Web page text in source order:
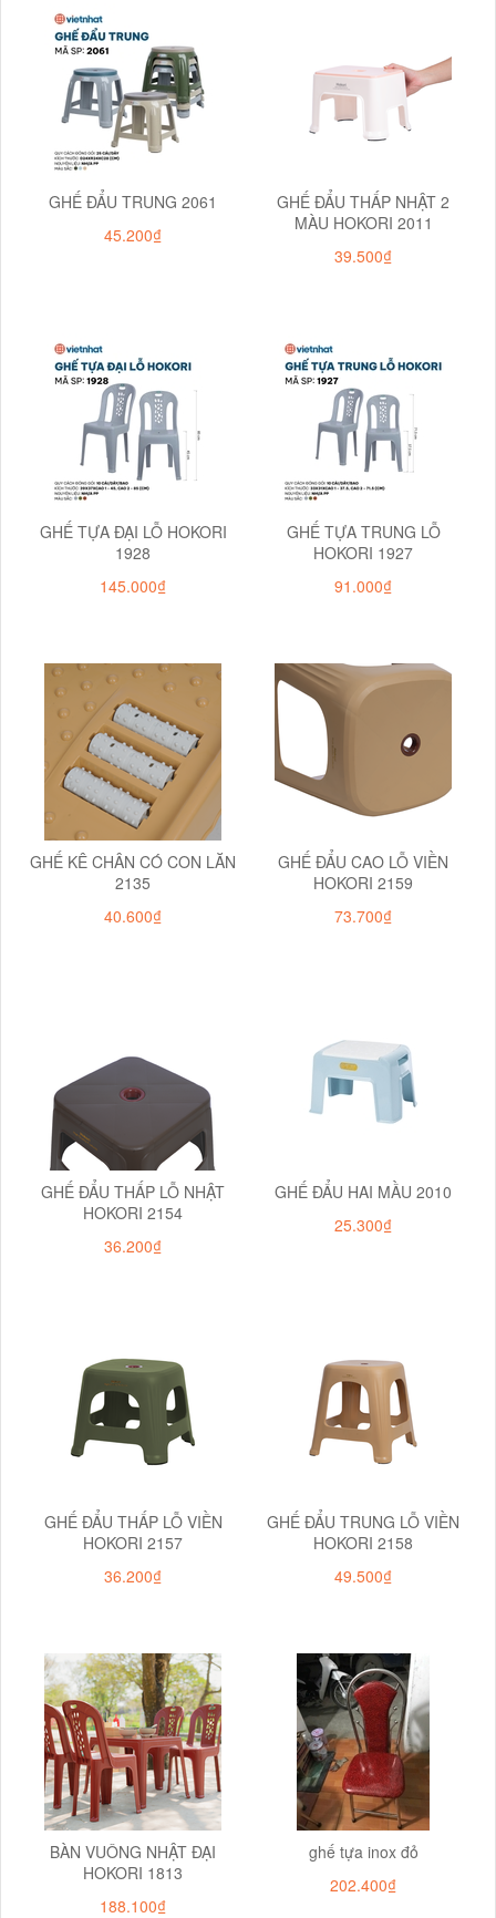
GHẾ ĐẨU TRUNG 2061
45.200₫
GHẾ ĐẨU THẤP NHẬT 2
MÀU HOKORI 2011
39.500₫
GHẾ TỰA ĐẠI LỖ HOKORI
1928
145.000₫
GHẾ TỰA TRUNG LỖ
HOKORI 1927
91.000₫
GHẾ KÊ CHÂN CÓ CON LĂN
2135
40.600₫
GHẾ ĐẨU CAO LỖ VIỀN
HOKORI 2159
73.700₫
GHẾ ĐẨU THẤP LỖ NHẬT
HOKORI 2154
36.200₫
GHẾ ĐẨU HAI MẦU 2010
25.300₫
GHẾ ĐẨU THẤP LỖ VIỀN
HOKORI 2157
36.200₫
GHẾ ĐẨU TRUNG LỖ VIỀN
HOKORI 2158
49.500₫
BÀN VUÔNG NHẬT ĐẠI
HOKORI 1813
188.100₫
ghế tựa inox đỏ
202.400₫